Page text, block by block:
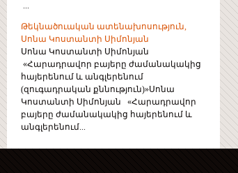
...
Թեկնածուական ատենախոսություն,
Սոնա Կոստանտի Սիմոնյան
Սոնա Կոստանտի Սիմոնյան
«Հարադրավոր բայերը ժամանակակից
հայերենում և անգլերենում
(զուգադրական քննություն)»Սոնա
Կոստանտի Սիմոնյան «Հարադրավոր
բայերը ժամանակակից հայերենում և
անգլերենում...